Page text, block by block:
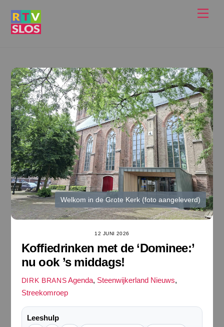
Welkom in de Grote Kerk (foto aangeleverd)
12 JUNI 2026
Koffiedrinken met de ‘Dominee:’
nu ook ’s middags!
DIRK BRANS Agenda, Steenwijkerland Nieuws,
Streekomroep
Leeshulp